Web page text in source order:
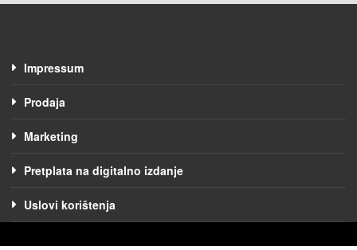
Impressum
Prodaja
Marketing
Pretplata na digitalno izdanje
Uslovi korištenja